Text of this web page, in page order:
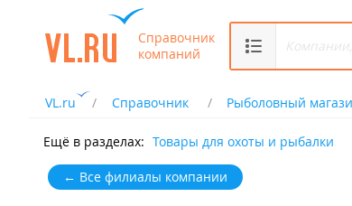
Справочник
компаний
VL.ru Справочник Рыболовный
Ещё в разделах: Товары для охоты и рыбалки
← Все филиалы компании